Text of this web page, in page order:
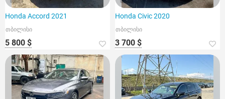
Honda Accord 2021
თბილისი
5 800 $
Honda Civic 2020
თბილისი
3 700 $